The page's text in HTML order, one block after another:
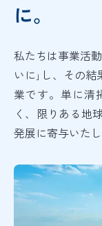
に。
私たちは事業活
いに｣し、その
業です。単に清
く、限りある地
発展に寄与いたし